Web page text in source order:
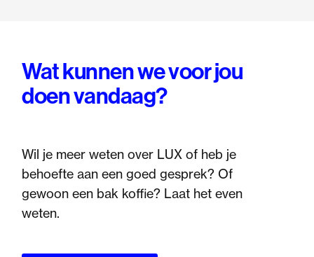
Wat kunnen we voor jou
doen vandaag?
Wil je meer weten over LUX of heb je
behoefte aan een goed gesprek? Of
gewoon een bak koffie? Laat het even
weten.